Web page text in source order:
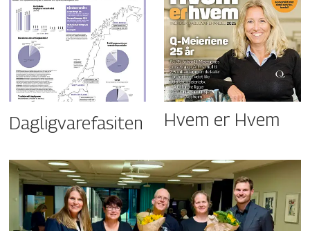
Dagligvarefasiten Hvem er Hvem